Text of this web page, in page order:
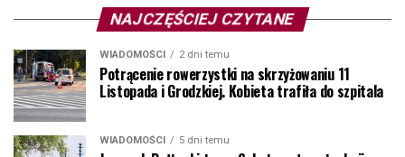
NAJCZĘŚCIEJ CZYTANE
WIADOMOŚCI 2 dni temu
Potrącenie rowerzystki na skrzyżowaniu 11
Listopada i Grodzkiej. Kobieta trafiła do szpitala
WIADOMOŚCI 5 dni temu